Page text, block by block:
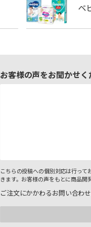
お客様の声をお聞かせく
こちらの投稿への個別対応は行っ
きます。お客様の声をもとに商品開
ご注文にかかわるお問い合わ